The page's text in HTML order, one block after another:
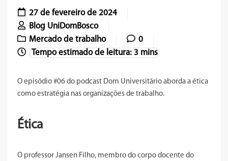
27 de fevereiro de 2024
Blog UniDomBosco
Mercado de trabalho
0
O episódio #06 do podcast Dom Universitário aborda a ética
como estratégia nas organizações de trabalho.
Ética
O professor Jansen Filho, membro do corpo docente do